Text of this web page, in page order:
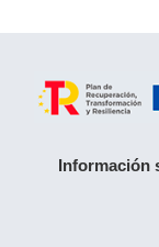
Información